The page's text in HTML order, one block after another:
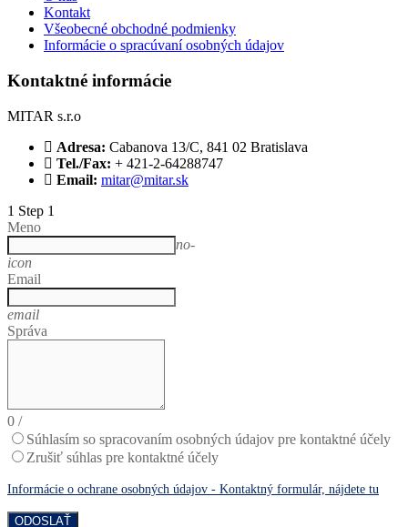
Kontakt
Všeobecné obchodné podmienky
Informácie o spracúvaní osobných údajov
Kontaktné informácie
MITAR s.r.o
Adresa: Cabanova 13/C, 841 02 Bratislava
Tel./Fax: + 421-2-64288747
Email: mitar@mitar.sk
1 Step 1
Meno
no-
icon
Email
email
Správa
0 /
Súhlasím so spracovaním osobných údajov pre kontaktné účely
Zrušiť súhlas pre kontaktné účely
Informácie o ochrane osobných údajov - Kontaktný formulár, nájdete tu
ODOSLAŤ